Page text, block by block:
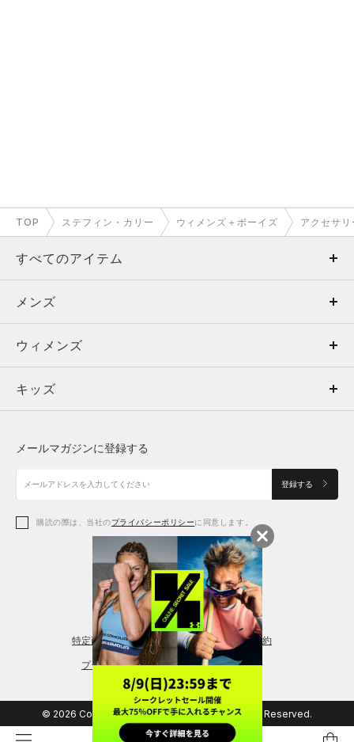
TOP ステフィン・カリー ウィメンズ＋ボーイズ アクセサリ
すべてのアイテム
メンズ
ウィメンズ
キッズ
アクセサリー
メンズ
トップス
ボトムス
アクセサリー
ウィメンズ
トップス
シューズ
アクセサリー
レギンス＆タイツ
キッズ
シューズ
メールマガジンに登録する
登録する
購読の際は、当社のプライバシーポリシーに同意します。
特定商取引法に基づく通販の表記 会員規約
プライバシーポリシー
© 2026 Copyright DOME Corporation. All Rights Reserved.